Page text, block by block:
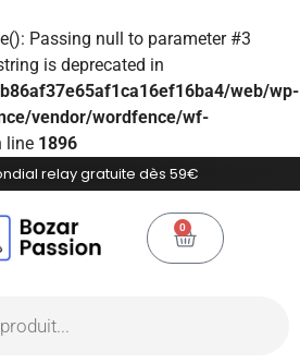
Passing null to parameter #3
is deprecated in
web/wp-
vendor/wordfence/wf-
line 1896
relay gratuite dès 59€
0